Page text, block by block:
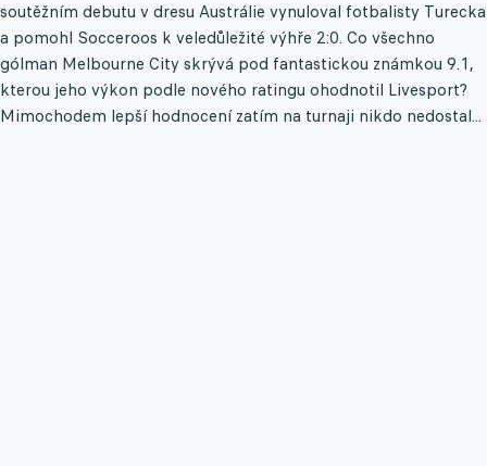
soutěžním debutu v dresu Austrálie vynuloval fotbalisty Turecka
a pomohl Socceroos k veledůležité výhře 2:0. Co všechno
gólman Melbourne City skrývá pod fantastickou známkou 9.1,
kterou jeho výkon podle nového ratingu ohodnotil Livesport?
Mimochodem lepší hodnocení zatím na turnaji nikdo nedostal...